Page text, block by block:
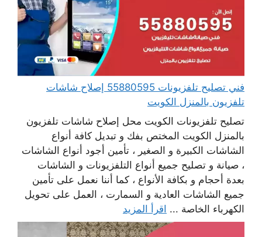
فني تصليح تلفزيونات 55880595 إصلاح شاشات
تلفزيون بالمنزل الكويت
تصليح تلفزيونات الكويت محل إصلاح شاشات تلفزيون
بالمنزل الكويت المختص بفك و تبديل كافة أنواع
الشاشات الكبيرة و الصغير ، تأمين أجود أنواع الشاشات
، صيانة و تصليح جميع أنواع التلفزيونات و الشاشات
بعدة أحجام و بكافة الأنواع ، كما أننا نعمل على تأمين
جميع الشاشات العادية و السمارت ، العمل على تحويل
الكهرباء الخاصة ... اقرأ المزيد